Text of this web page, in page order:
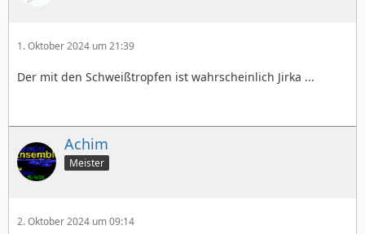
1. Oktober 2024 um 21:39
Der mit den Schweißtropfen ist wahrscheinlich Jirka ...
Achim
Meister
2. Oktober 2024 um 09:14